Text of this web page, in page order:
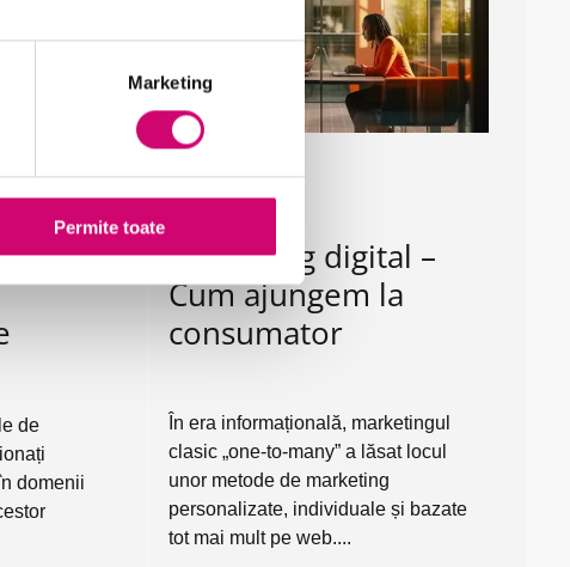
Marketing
Permite toate
de
domenii
Marketing digital –
Cum ajungem la
consumator
În era informațională, marketingul
clasic „one-to-many” a lăsat locul
unor metode de marketing
personalizate, individuale și bazate
tot mai mult pe web....